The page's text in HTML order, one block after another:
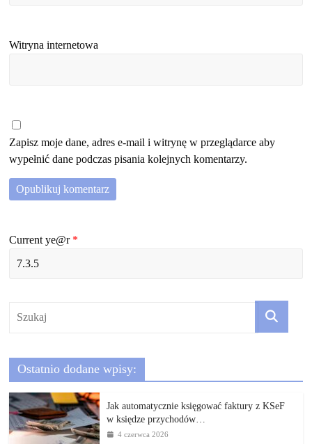
Witryna internetowa
Zapisz moje dane, adres e-mail i witrynę w przeglądarce aby
wypełnić dane podczas pisania kolejnych komentarzy.
Current ye@r *
Ostatnio dodane wpisy:
Jak automatycznie księgować faktury z KSeF
w księdze przychodów…
4 czerwca 2026